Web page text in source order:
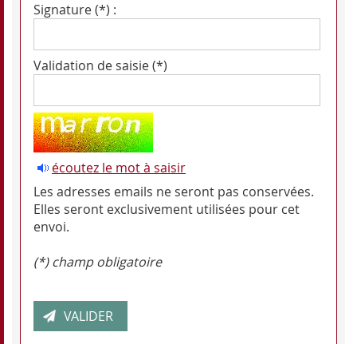
Signature (*) :
Validation de saisie (*)
écoutez le mot à saisir
Les adresses emails ne seront pas conservées.
Elles seront exclusivement utilisées pour cet
envoi.
(*) champ obligatoire